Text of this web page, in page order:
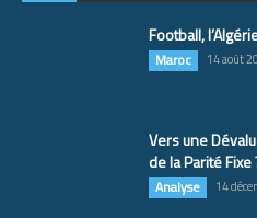
Football,
Maroc 14 août
Vers une
de la Parité Fixe
Analyse 14